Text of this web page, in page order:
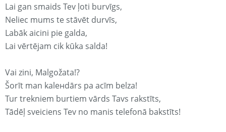
Lai gan smaids Tev ļoti burvīgs,
Neliec mums te stāvēt durvīs,
Labāk aicini pie galda,
Lai vērtējam cik kūka salda!
Vai zini, Malgožata!?
Šorīt man kaleнdārs pa acīm belza!
Tur trekniem burtiem vārds Tavs rakstīts,
Tādēļ sveiciens Tev no manis telefonā bakstīts!